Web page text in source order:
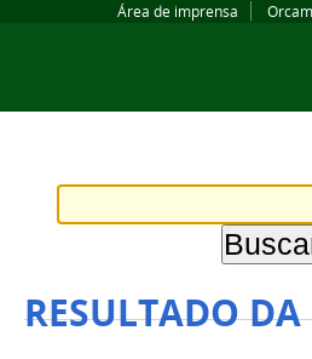
Área de imprensa
RESULTADO